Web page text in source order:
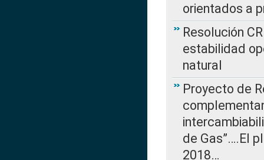
orientados a
Resolución
estabilidad
natural
Proyecto de
de Gas”….El
2018…